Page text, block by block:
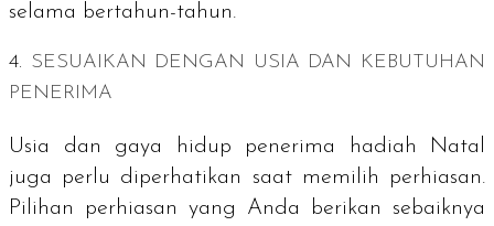
selama bertahun-tahun.
4. SESUAIKAN DENGAN USIA DAN KEBUTUHAN
PENERIMA
Usia dan gaya hidup penerima hadiah Natal
juga perlu diperhatikan saat memilih perhiasan.
Pilihan perhiasan yang Anda berikan sebaiknya